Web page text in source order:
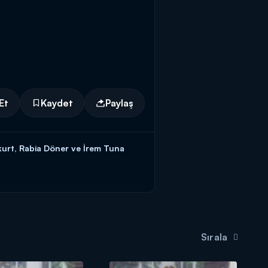
Kaydet Paylaş
Rabia Döner ve İrem Tuna
vermek için kendisine
Sırala